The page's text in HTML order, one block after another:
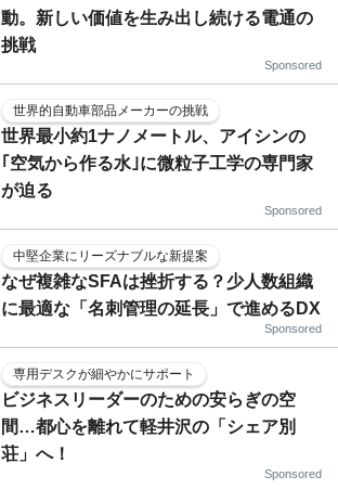
動。新しい価値を生み出し続ける電通の
挑戦
Sponsored
世界的自動車部品メーカーの挑戦
世界最小約1ナノメートル、アイシンの
｢空気から作る水｣に微粒子工学の専門家
が迫る
Sponsored
中堅企業にリーズナブルな新提案
なぜ複雑なSFAは挫折する？少人数組織
に最適な「名刺管理の延長」で進めるDX
Sponsored
専用デスクが細やかにサポート
ビジネスリーダーのための安らぎの空
間…都心を離れて軽井沢の「シェア別
荘」へ！
Sponsored